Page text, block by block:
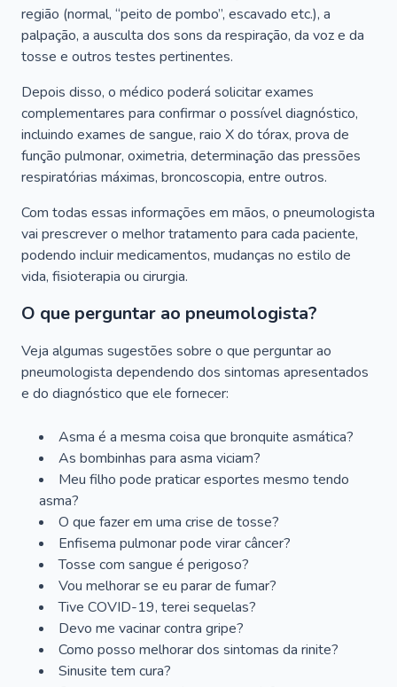
região (normal, “peito de pombo”, escavado etc.), a
palpação, a ausculta dos sons da respiração, da voz e da
tosse e outros testes pertinentes.
Depois disso, o médico poderá solicitar exames
complementares para confirmar o possível diagnóstico,
incluindo exames de sangue, raio X do tórax, prova de
função pulmonar, oximetria, determinação das pressões
respiratórias máximas, broncoscopia, entre outros.
Com todas essas informações em mãos, o pneumologista
vai prescrever o melhor tratamento para cada paciente,
podendo incluir medicamentos, mudanças no estilo de
vida, fisioterapia ou cirurgia.
O que perguntar ao pneumologista?
Veja algumas sugestões sobre o que perguntar ao
pneumologista dependendo dos sintomas apresentados
e do diagnóstico que ele fornecer:
Asma é a mesma coisa que bronquite asmática?
As bombinhas para asma viciam?
Meu filho pode praticar esportes mesmo tendo
asma?
O que fazer em uma crise de tosse?
Enfisema pulmonar pode virar câncer?
Tosse com sangue é perigoso?
Vou melhorar se eu parar de fumar?
Tive COVID-19, terei sequelas?
Devo me vacinar contra gripe?
Como posso melhorar dos sintomas da rinite?
Sinusite tem cura?